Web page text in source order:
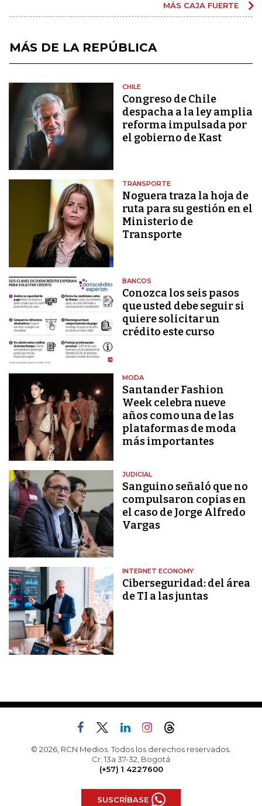
MÁS CAJA FUERTE
MÁS DE LA REPÚBLICA
CHILE
Congreso de Chile
despacha a la ley amplia
reforma impulsada por
el gobierno de Kast
TRANSPORTE
Noguera traza la hoja de
ruta para su gestión en el
Ministerio de
Transporte
BANCOS
Conozca los seis pasos
que usted debe seguir si
quiere solicitar un
crédito este curso
MODA
Santander Fashion
Week celebra nueve
años como una de las
plataformas de moda
más importantes
JUDICIAL
Sanguino señaló que no
compulsaron copias en
el caso de Jorge Alfredo
Vargas
INTERNET ECONOMY
Ciberseguridad: del área
de TI a las juntas
© 2026, RCN Medios. Todos los derechos reservados.
Cr. 13a 37-32, Bogotá
(+57) 1 4227600
SUSCRÍBASE